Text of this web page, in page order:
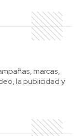
marcas,
la publicidad y